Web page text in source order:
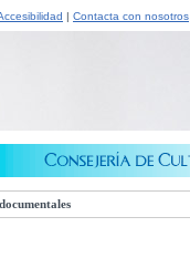
| Contacta con nosotros